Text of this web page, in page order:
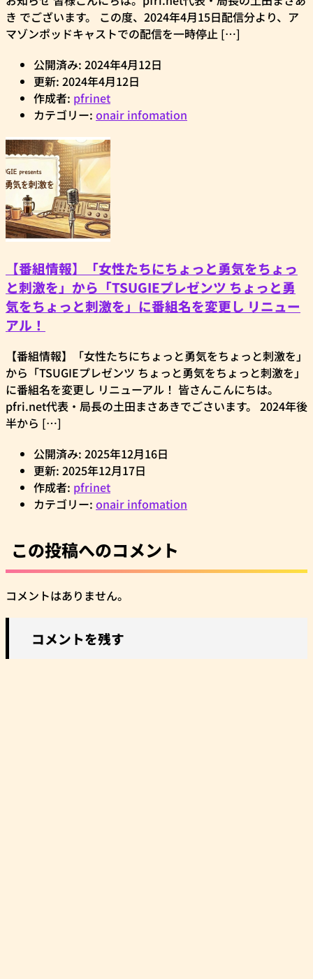
き でございます。 この度、2024年4月15日配信分より、ア
マゾンポッドキャストでの配信を一時停止 […]
公開済み: 2024年4月12日
更新: 2024年4月12日
作成者: pfrinet
カテゴリー: onair infomation
【番組情報】「女性たちにちょっと勇気をちょっ
と刺激を」から「TSUGIEプレゼンツ ちょっと勇
気をちょっと刺激を」に番組名を変更し リニュー
アル！
【番組情報】「女性たちにちょっと勇気をちょっと刺激を」
から「TSUGIEプレゼンツ ちょっと勇気をちょっと刺激を」
に番組名を変更し リニューアル！ 皆さんこんにちは。
pfri.net代表・局長の土田まさあきでごさいます。 2024年後
半から […]
公開済み: 2025年12月16日
更新: 2025年12月17日
作成者: pfrinet
カテゴリー: onair infomation
この投稿へのコメント
コメントはありません。
コメントを残す